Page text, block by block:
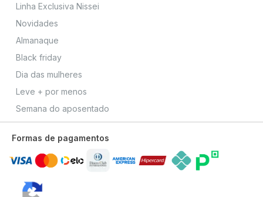
Linha Exclusiva Nissei
Novidades
Almanaque
Black friday
Dia das mulheres
Leve + por menos
Semana do aposentado
Formas de pagamentos